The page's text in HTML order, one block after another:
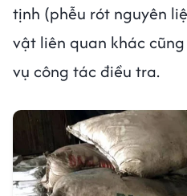
tịnh (phễu rót nguyên
vật liên quan khác
vụ công tác điều tra.